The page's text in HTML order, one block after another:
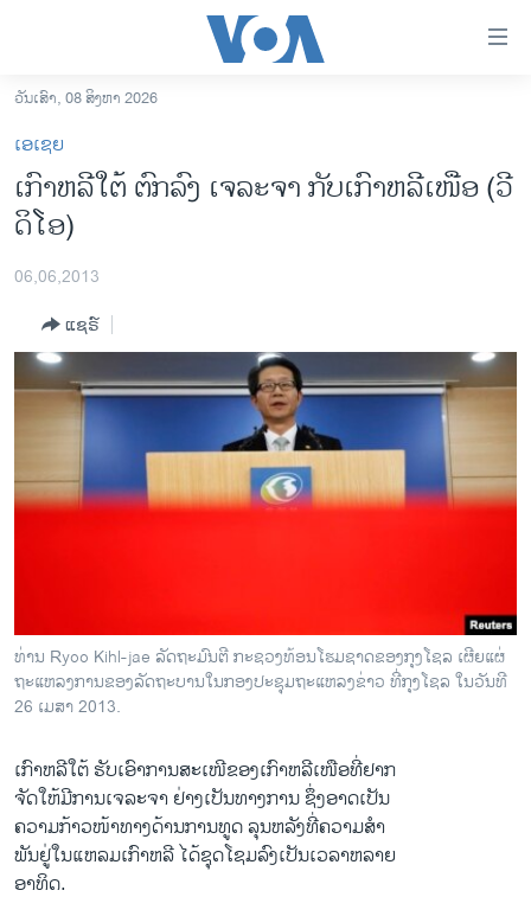
ເຂົ້າ
ຫາ
ຂ້າມ
ຂ້າມ
ຂ້າມ
ຫາ
ລາວ
ອາເມຣິກາ
ຂ່າວ​ຈີນ
ໂລກ
ເອເຊຍ
ອິດສະຫຼະພາບດ້ານການຂ່າວ
ຊີວິດຊາວລາວ
ຊຸມຊົນຊາວລາວ
ພາສາອັງກິດ
ວີດີໂອ
ສຽງ
ລາຍການກະຈາຍສຽງ
ລາຍງານ
ຕິດຕາມພວກເຮົາ ທີ່
ພາສາຕ່າງໆ
ວັນເສົາ, 08 ສິງຫາ 2026
ເອເຊຍ
ເກົາຫລີໃຕ້ ຕົກລົງ ເຈລະຈາ ກັບເກົາຫລີເໜືອ (ວີ
ດິໂອ)
06,06,2013
ແຊຣ໌
ທ່ານ Ryoo Kihl-jae ລັດຖະມົນຕີ ກະຊວງທ້ອນໂຮມຊາດຂອງກຸງໂຊລ ເຜີຍແຜ່
ຖະແຫລງການຂອງລັດຖະບານໃນກອງປະຊຸມຖະແຫລງຂ່າວ ທີ່ກຸງໂຊລ ໃນວັນທີ
26 ເມສາ 2013.
ເກົາຫລີໃຕ້ ຮັບເອົາການສະເໜີຂອງເກົາຫລີເໜືອທີ່ຢາກ
ຈັດໃຫ້ມີການເຈລະຈາ ຢ່າງເປັນທາງການ ຊຶ່ງອາດເປັນ
ຄວາມກ້າວໜ້າທາງດ້ານການທູດ ລຸນຫລັງທີ່ຄວາມສຳ
ພັນຢູ່ໃນແຫລມເກົາຫລີ ໄດ້ຊຸດໂຊມລົງເປັນເວລາຫລາຍ
ອາທິດ.